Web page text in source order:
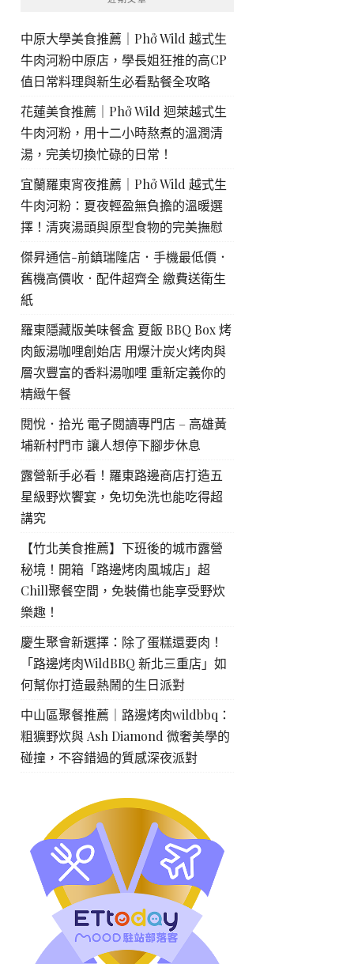
中原大學美食推薦｜Phở Wild 越式生
牛肉河粉中原店，學長姐狂推的高CP
值日常料理與新生必看點餐全攻略
花蓮美食推薦｜Phở Wild 迴萊越式生
牛肉河粉，用十二小時熬煮的溫潤清
湯，完美切換忙碌的日常！
宜蘭羅東宵夜推薦｜Phở Wild 越式生
牛肉河粉：夏夜輕盈無負擔的溫暖選
擇！清爽湯頭與原型食物的完美撫慰
傑昇通信-前鎮瑞隆店．手機最低價．
舊機高價收．配件超齊全 繳費送衛生
紙
羅東隱藏版美味餐盒 夏飯 BBQ Box 烤
肉飯湯咖哩創始店 用爆汁炭火烤肉與
層次豐富的香料湯咖哩 重新定義你的
精緻午餐
閱悅．拾光 電子閱讀專門店 – 高雄黃
埔新村門市 讓人想停下腳步休息
露營新手必看！羅東路邊商店打造五
星級野炊饗宴，免切免洗也能吃得超
講究
【竹北美食推薦】下班後的城市露營
秘境！開箱「路邊烤肉風城店」超
Chill聚餐空間，免裝備也能享受野炊
樂趣！
慶生聚會新選擇：除了蛋糕還要肉！
「路邊烤肉WildBBQ 新北三重店」如
何幫你打造最熱鬧的生日派對
中山區聚餐推薦｜路邊烤肉wildbbq：
粗獷野炊與 Ash Diamond 微奢美學的
碰撞，不容錯過的質感深夜派對